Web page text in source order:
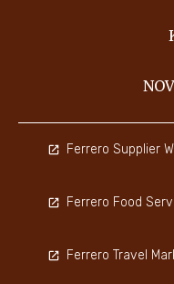
Ferrero Supplier
Ferrero Food
Ferrero Travel